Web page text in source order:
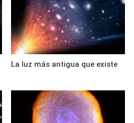
La luz más antigua que existe